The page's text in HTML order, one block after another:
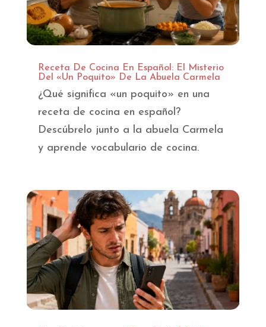
Receta De Cocina En Español: El Misterio
Del «Un Poquito» De La Abuela Carmela
¿Qué significa «un poquito» en una
receta de cocina en español?
Descúbrelo junto a la abuela Carmela
y aprende vocabulario de cocina.